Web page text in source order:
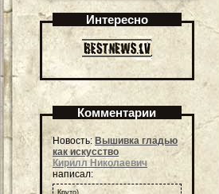
Интересно
Комментарии
Новость: Вышивка гладью
как искусство
Кирилл Николаевич
написал:
Круто)